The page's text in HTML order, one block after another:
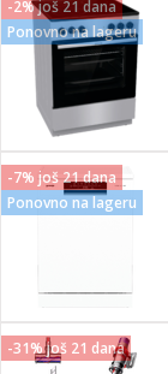
metar
ostalo
pribor
pribor
osigurači
gorivo
-2% još 21 dana
Ponovno na lageru
-7% još 21 dana
Ponovno na lageru
-31% još 21 dana